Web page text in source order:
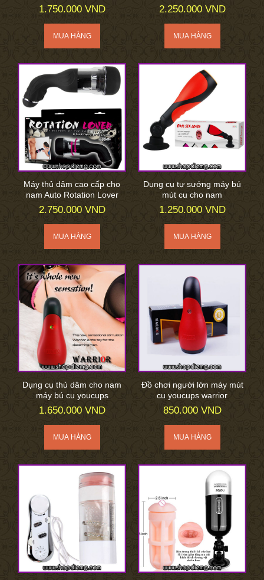
1.750.000 VND 2.250.000 VND
Máy thủ dâm cao cấp cho
nam Auto Rotation Lover
2.750.000 VND
Dụng cụ tự sướng máy bú
mút cu cho nam
1.250.000 VND
Dụng cụ thủ dâm cho nam
máy bú cu youcups
1.650.000 VND
Đồ chơi người lớn máy mút
cu youcups warrior
850.000 VND